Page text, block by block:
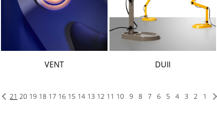
DUII
VENT
1
2
3
4
5
6
7
8
9
10
11
12
13
14
15
16
17
18
19
20
21